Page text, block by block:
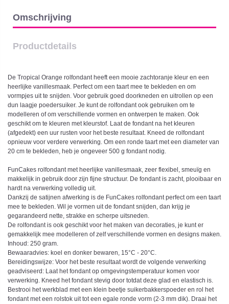
Omschrijving
Productdetails
De Tropical Orange rolfondant heeft een mooie zachtoranje kleur en een
heerlijke vanillesmaak. Perfect om een taart mee te bekleden en om
vormpjes uit te snijden. Voor gebruik goed doorkneden en uitrollen op een
dun laagje poedersuiker. Je kunt de rolfondant ook gebruiken om te
modelleren of om verschillende vormen en ontwerpen te maken. Ook
geschikt om te kleuren met kleurstof. Laat de fondant na het kleuren
(afgedekt) een uur rusten voor het beste resultaat. Kneed de rolfondant
opnieuw voor verdere verwerking. Om een ronde taart met een diameter van
20 cm te bekleden, heb je ongeveer 500 g fondant nodig.
FunCakes rolfondant met heerlijke vanillesmaak, zeer flexibel, smeuïg en
makkelijk in gebruik door zijn fijne structuur. De fondant is zacht, plooibaar en
hardt na verwerking volledig uit.
Dankzij de satijnen afwerking is de FunCakes rolfondant perfect om een taart
mee te bekleden. Wil je vormen uit de fondant snijden, dan krijg je
gegarandeerd nette, strakke en scherpe uitsneden.
De rolfondant is ook geschikt voor het maken van decoraties, je kunt er
gemakkelijk mee modelleren of zelf verschillende vormen en designs maken.
Inhoud: 250 gram.
Bewaaradvies: koel en donker bewaren, 15°C - 20°C.
Bereidingswijze: Voor het beste resultaat wordt de volgende verwerking
geadviseerd: Laat het fondant op omgevingstemperatuur komen voor
verwerking. Kneed het fondant stevig door totdat deze glad en elastisch is.
Bestrooi het werkblad met een klein beetje suikerbakkerspoeder en rol het
fondant met een rolstok uit tot een egale ronde vorm (2-3 mm dik). Draai het